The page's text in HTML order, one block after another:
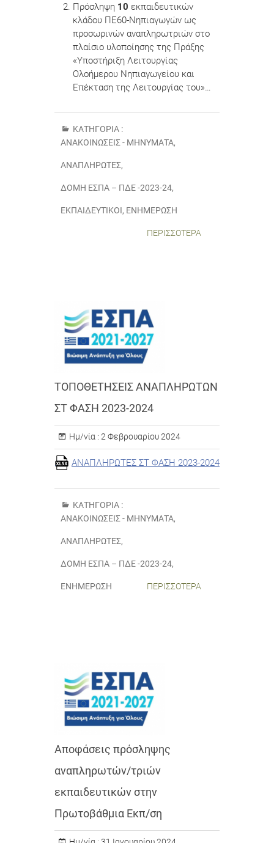
Πρόσληψη 10 εκπαιδευτικών
κλάδου ΠΕ60-Νηπιαγωγών ως
προσωρινών αναπληρωτριών στο
πλαίσιο υλοποίησης της Πράξης
«Υποστήριξη Λειτουργίας
Ολοήμερου Νηπιαγωγείου και
Επέκταση της Λειτουργίας του»…
ΚΑΤΗΓΟΡΊΑ :
ΑΝΑΚΟΙΝΏΣΕΙΣ - ΜΗΝΎΜΑΤΑ,
ΑΝΑΠΛΗΡΩΤΈΣ,
ΔΟΜΉ ΕΣΠΑ – ΠΔΕ -2023-24,
ΕΚΠΑΙΔΕΥΤΙΚΟΙ, ΕΝΗΜΈΡΩΣΗ
ΠΕΡΙΣΣΌΤΕΡΑ
ΤΟΠΟΘΕΤΗΣΕΙΣ ΑΝΑΠΛΗΡΩΤΩΝ
ΣΤ ΦΑΣΗ 2023-2024
Ημ/νία : 2 Φεβρουαρίου 2024
ΑΝΑΠΛΗΡΩΤΕΣ ΣΤ ΦΑΣΗ 2023-2024
ΚΑΤΗΓΟΡΊΑ :
ΑΝΑΚΟΙΝΏΣΕΙΣ - ΜΗΝΎΜΑΤΑ,
ΑΝΑΠΛΗΡΩΤΈΣ,
ΔΟΜΉ ΕΣΠΑ – ΠΔΕ -2023-24,
ΕΝΗΜΈΡΩΣΗ ΠΕΡΙΣΣΌΤΕΡΑ
Αποφάσεις πρόσληψης
αναπληρωτών/τριών
εκπαιδευτικών στην
Πρωτοβάθμια Εκπ/ση